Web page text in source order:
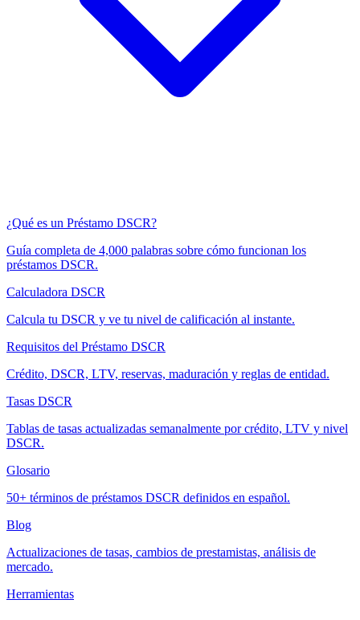
¿Qué es un Préstamo DSCR?
Guía completa de 4,000 palabras sobre cómo funcionan los
préstamos DSCR.
Calculadora DSCR
Calcula tu DSCR y ve tu nivel de calificación al instante.
Requisitos del Préstamo DSCR
Crédito, DSCR, LTV, reservas, maduración y reglas de entidad.
Tasas DSCR
Tablas de tasas actualizadas semanalmente por crédito, LTV y nivel
DSCR.
Glosario
50+ términos de préstamos DSCR definidos en español.
Blog
Actualizaciones de tasas, cambios de prestamistas, análisis de
mercado.
Herramientas